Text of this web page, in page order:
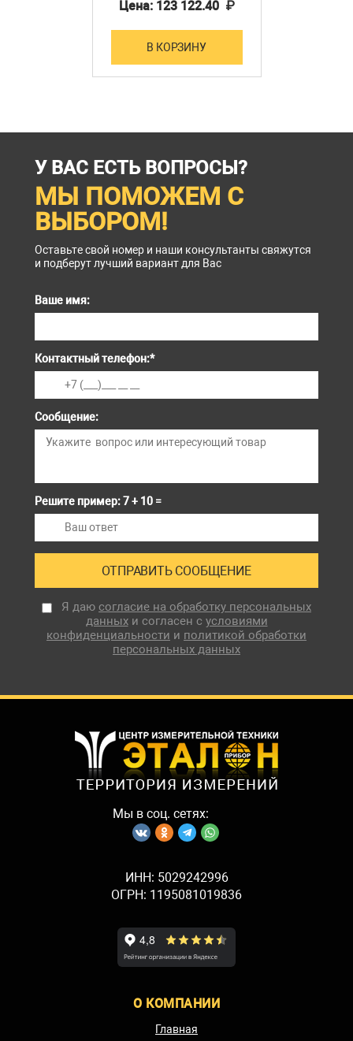
Цена: 123 122.40 ₽
В КОРЗИНУ
У ВАС ЕСТЬ ВОПРОСЫ?
МЫ ПОМОЖЕМ С
ВЫБОРОМ!
Оставьте свой номер и наши консультанты свяжутся
и подберут лучший вариант для Вас
Ваше имя:
Контактный телефон:*
Сообщение:
Решите пример: 7 + 10 =
Я даю согласие на обработку персональных
данныхи согласен с условиями
конфиденциальности и политикой обработки
персональных данных
Мы в соц. сетях:
ИНН: 5029242996
ОГРН: 1195081019836
О КОМПАНИИ
Главная